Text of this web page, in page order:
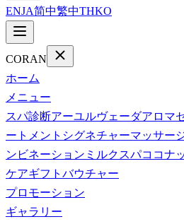
ENJA简中繁中THKO
CORAN
ホーム
メニュー
スパ診断アーユルヴェーダアロマ
ートメント シグネチャーマッサー
ンビネーション ミルクスパココナ
ケアギフトバウチャー
プロモーション
ギャラリー